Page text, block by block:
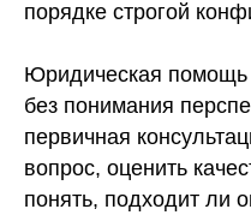
порядке строгой
Юридическая помощь
без понимания
первичная
вопрос, оценить
понять, подходит ли